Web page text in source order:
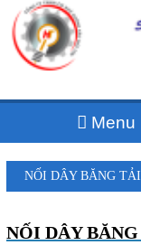
Menu
NỐI DÂY BĂNG TẢI
NỐI DÂY